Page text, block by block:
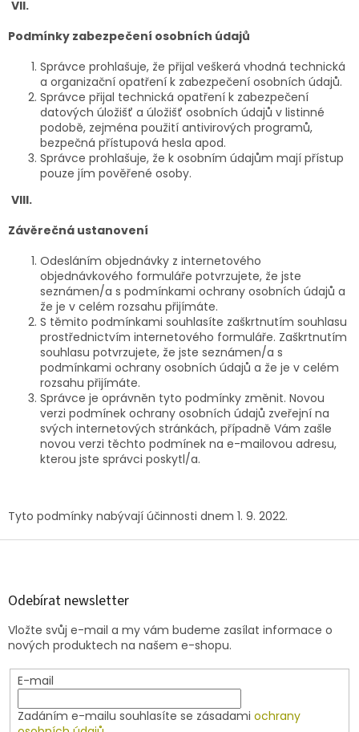
VII.
Podmínky zabezpečení osobních údajů
Správce prohlašuje, že přijal veškerá vhodná technická
a organizační opatření k zabezpečení osobních údajů.
Správce přijal technická opatření k zabezpečení
datových úložišť a úložišť osobních údajů v listinné
podobě, zejména použití antivirových programů,
bezpečná přístupová hesla apod.
Správce prohlašuje, že k osobním údajům mají přístup
pouze jím pověřené osoby.
VIII.
Závěrečná ustanovení
Odesláním objednávky z internetového
objednávkového formuláře potvrzujete, že jste
seznámen/a s podmínkami ochrany osobních údajů a
že je v celém rozsahu přijímáte.
S těmito podmínkami souhlasíte zaškrtnutím souhlasu
prostřednictvím internetového formuláře. Zaškrtnutím
souhlasu potvrzujete, že jste seznámen/a s
podmínkami ochrany osobních údajů a že je v celém
rozsahu přijímáte.
Správce je oprávněn tyto podmínky změnit. Novou
verzi podmínek ochrany osobních údajů zveřejní na
svých internetových stránkách, případně Vám zašle
novou verzi těchto podmínek na e-mailovou adresu,
kterou jste správci poskytl/a.
Tyto podmínky nabývají účinnosti dnem 1. 9. 2022.
Z
Odebírat newsletter
Vložte svůj e-mail a my vám budeme zasílat informace o
nových produktech na našem e-shopu.
E-mail
Zadáním e-mailu souhlasíte se zásadami ochrany